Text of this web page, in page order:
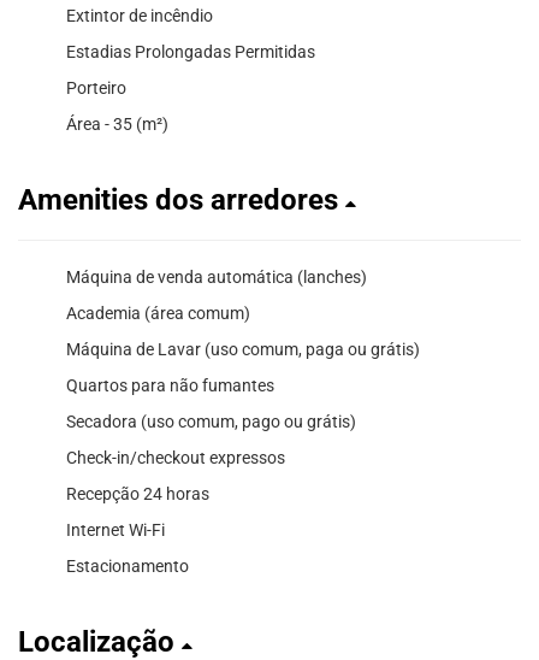
Extintor de incêndio
Estadias Prolongadas Permitidas
Porteiro
Área - 35 (m²)
Amenities dos arredores
Máquina de venda automática (lanches)
Academia (área comum)
Máquina de Lavar (uso comum, paga ou grátis)
Quartos para não fumantes
Secadora (uso comum, pago ou grátis)
Check-in/checkout expressos
Recepção 24 horas
Internet Wi-Fi
Estacionamento
Localização